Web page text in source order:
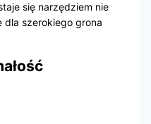
się narzędziem nie
dla szerokiego grona